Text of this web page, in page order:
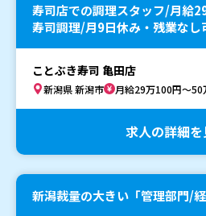
寿司店での調理スタッフ/月給
寿司調理/月9日休み・残業なし
ことぶき寿司 亀田店
新潟県 新潟市 月給29万100円～50
求人の詳細を
新潟裁量の大きい「管理部門/